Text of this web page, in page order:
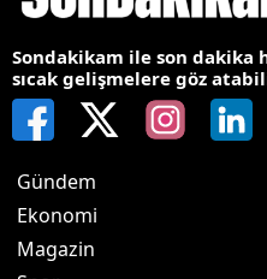
Sondakikam ile son
sıcak gelişmelere göz
Gündem
Ekonomi
Magazin